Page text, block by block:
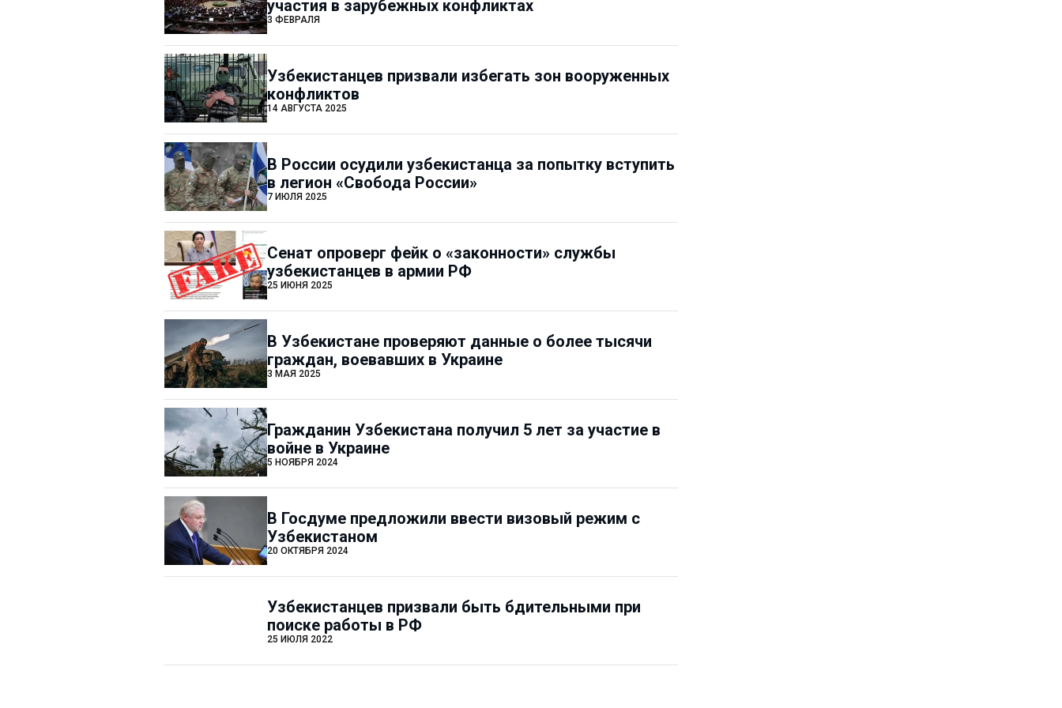
участия в зарубежных конфликтах
3 ФЕВРАЛЯ
Узбекистанцев призвали избегать зон вооруженных
конфликтов
14 АВГУСТА 2025
В России осудили узбекистанца за попытку вступить
в легион «Свобода России»
7 ИЮЛЯ 2025
Сенат опроверг фейк о «законности» службы
узбекистанцев в армии РФ
25 ИЮНЯ 2025
В Узбекистане проверяют данные о более тысячи
граждан, воевавших в Украине
3 МАЯ 2025
Гражданин Узбекистана получил 5 лет за участие в
войне в Украине
5 НОЯБРЯ 2024
В Госдуме предложили ввести визовый режим с
Узбекистаном
20 ОКТЯБРЯ 2024
Узбекистанцев призвали быть бдительными при
поиске работы в РФ
25 ИЮЛЯ 2022